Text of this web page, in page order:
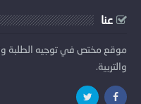
عنا
موقع مختص في توجيه الطلبة
والتربية.